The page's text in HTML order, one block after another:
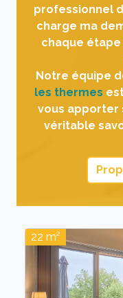
professionnel
charge ma
chaque
Notre équipe
les thermes
vous apporter
véritable
22 m²